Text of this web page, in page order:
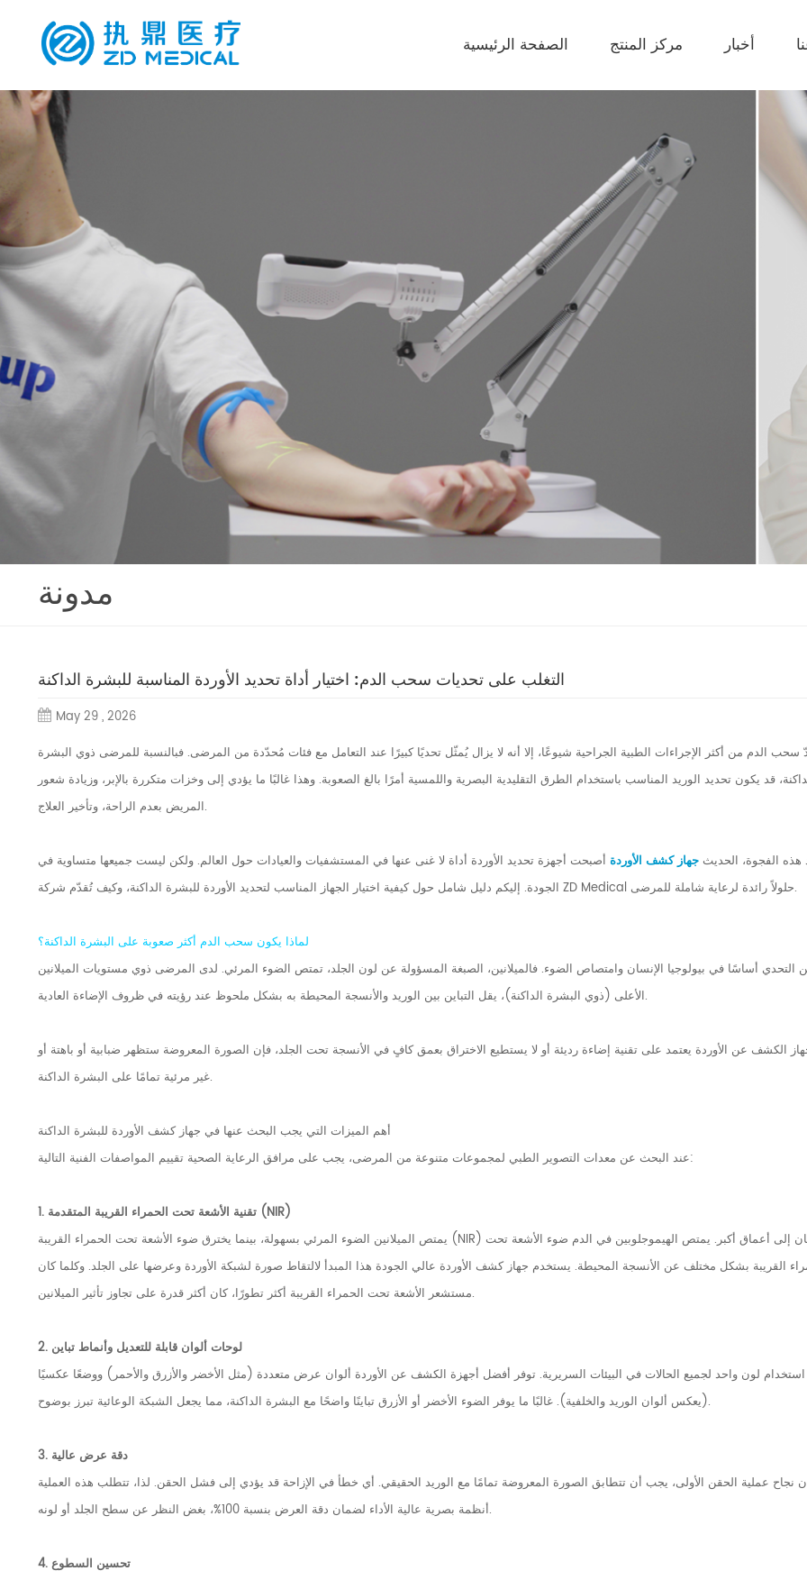
الصفحة الرئيسية مركز المنتج أخبار
مدونة
التغلب على تحديات سحب الدم: اختيار أداة تحديد الأوردة المناسبة للبشرة الداكنة
May 29 , 2026
سحب الدم من أكثر الإجراءات الطبية الجراحية شيوعًا، إلا أنه لا يزال يُمثّل تحديًا كبيرًا عند التعامل مع فئات مُحدّدة من المرضى. فبالنسبة للمرضى ذوي البشرة
قد يكون تحديد الوريد المناسب باستخدام الطرق التقليدية البصرية واللمسية أمرًا بالغ الصعوبة. وهذا غالبًا ما يؤدي إلى وخزات متكررة بالإبر، وزيادة شعور
المريض بعدم الراحة، وتأخير العلاج.
الفجوة، الحديث جهاز كشف الأوردة أصبحت أجهزة تحديد الأوردة أداة لا غنى عنها في المستشفيات والعيادات حول العالم. ولكن ليست جميعها متساوية في
الجودة. إليكم دليل شامل حول كيفية اختيار الجهاز المناسب لتحديد الأوردة للبشرة الداكنة، وكيف تُقدّم شركة ZD Medical حلولاً رائدة لرعاية شاملة للمرضى.
لماذا يكون سحب الدم أكثر صعوبة على البشرة الداكنة؟
التحدي أساسًا في بيولوجيا الإنسان وامتصاص الضوء. فالميلانين، الصبغة المسؤولة عن لون الجلد، تمتص الضوء المرئي. لدى المرضى ذوي مستويات الميلانين
الأعلى (ذوي البشرة الداكنة)، يقل التباين بين الوريد والأنسجة المحيطة به بشكل ملحوظ عند رؤيته في ظروف الإضاءة العادية.
الكشف عن الأوردة يعتمد على تقنية إضاءة رديئة أو لا يستطيع الاختراق بعمق كافٍ في الأنسجة تحت الجلد، فإن الصورة المعروضة ستظهر ضبابية أو باهتة أو
غير مرئية تمامًا على البشرة الداكنة.
أهم الميزات التي يجب البحث عنها في جهاز كشف الأوردة للبشرة الداكنة
عند البحث عن معدات التصوير الطبي لمجموعات متنوعة من المرضى، يجب على مرافق الرعاية الصحية تقييم المواصفات الفنية التالية:
1. تقنية الأشعة تحت الحمراء القريبة المتقدمة (NIR)
يمتص الميلانين الضوء المرئي بسهولة، بينما يخترق ضوء الأشعة تحت الحمراء القريبة (NIR) الجلد بأمان إلى أعماق أكبر. يمتص الهيموجلوبين في الدم ضوء الأشعة تحت
القريبة بشكل مختلف عن الأنسجة المحيطة. يستخدم جهاز كشف الأوردة عالي الجودة هذا المبدأ لالتقاط صورة لشبكة الأوردة وعرضها على الجلد. وكلما كان
مستشعر الأشعة تحت الحمراء القريبة أكثر تطورًا، كان أكثر قدرة على تجاوز تأثير الميلانين.
2. لوحات ألوان قابلة للتعديل وأنماط تباين
استخدام لون واحد لجميع الحالات في البيئات السريرية. توفر أفضل أجهزة الكشف عن الأوردة ألوان عرض متعددة (مثل الأخضر والأزرق والأحمر) ووضعًا عكسيًا
(يعكس ألوان الوريد والخلفية). غالبًا ما يوفر الضوء الأخضر أو الأزرق تباينًا واضحًا مع البشرة الداكنة، مما يجعل الشبكة الوعائية تبرز بوضوح.
3. دقة عرض عالية
نجاح عملية الحقن الأولى، يجب أن تتطابق الصورة المعروضة تمامًا مع الوريد الحقيقي. أي خطأ في الإزاحة قد يؤدي إلى فشل الحقن. لذا، تتطلب هذه العملية
أنظمة بصرية عالية الأداء لضمان دقة العرض بنسبة 100%، بغض النظر عن سطح الجلد أو لونه.
4. تحسين السطوع